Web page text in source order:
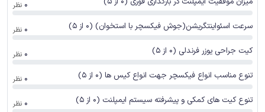
0 نظر
سرعت اسئواینتگریشن(جوش فیکسچر با استخوان) (0 از 5) 0 نظر
کیت جراحی یوزر فرندلی (0 از 5) 0 نظر
تنوع مناسب انواع فیکسچر جهت انواع کیس ها (0 از 5) 0 نظر
تنوع کیت های کمکی و پیشرفته سیستم ایمپلنت (0 از 5) 0 نظر